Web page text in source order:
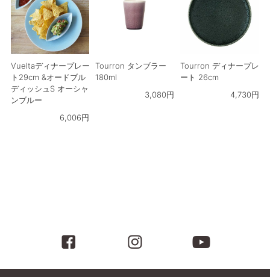
Vueltaディナープレー
ト29cm &オードブル
ディッシュS オーシャ
ンブルー
6,006円
Tourron タンブラー
180ml
3,080円
Tourron ディナープレ
ート 26cm
4,730円